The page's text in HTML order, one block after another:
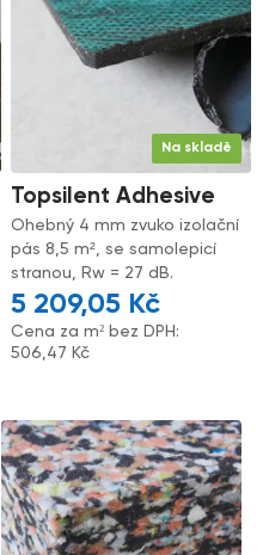
Na skladě
Topsilent Adhesive
Ohebný 4 mm zvuko izolační
pás 8,5 m², se samolepicí
stranou, Rw = 27 dB.
5 209,05 Kč
Cena za m² bez DPH:
506,47 Kč